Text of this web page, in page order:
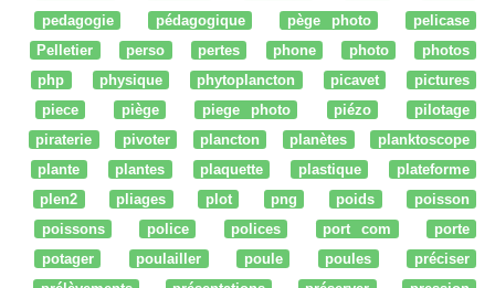
pedagogie
pédagogique pège photo
pelicase
Pelletier
perso pertes phone photo
photos
php
physique phytoplancton picavet
pictures
piece
piège piege photo piézo
pilotage
piraterie
pivoter plancton planètes
planktoscope
plante
plantes plaquette plastique
plateforme
plen2
pliages plot png poids
poisson
poissons
police polices port com
porte
potager
poulailler poule poules
préciser